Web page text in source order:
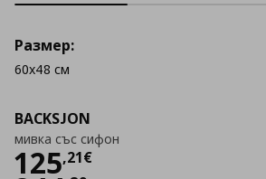
BACKSJON
мивка със сифон
125,21€
Цена
Размер:
60x48 см